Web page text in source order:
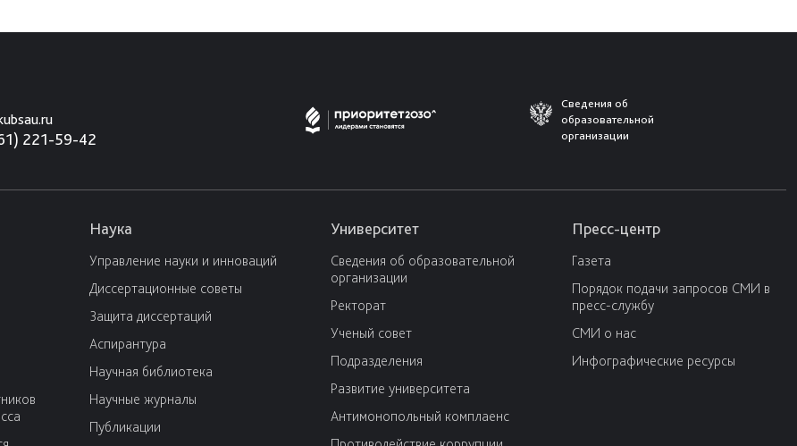
221-59-42
Сведения об
образовательной
организации
Наука
Управление науки и инноваций
Диссертационные советы
Защита диссертаций
Аспирантура
Научная библиотека
Научные журналы
Публикации
Университет
Сведения об образовательной
организации
Ректорат
Ученый совет
Подразделения
Развитие университета
Антимонопольный комплаенс
Пресс-центр
Газета
Порядок подачи запросов СМИ в
пресс-службу
СМИ о нас
Инфографические ресурсы